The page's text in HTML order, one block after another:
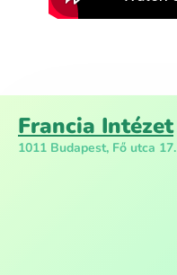
Francia Intézet
1011 Budapest, Fő utca 17.